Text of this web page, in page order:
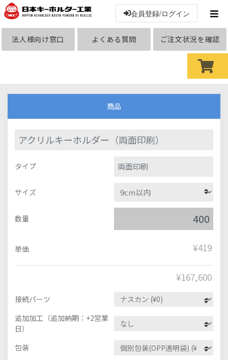
会員登録/ログイン
法人様向け窓口 よくある質問 ご注文状況を確認
商品
アクリルキーホルダー（両面印刷）
タイプ 両面印刷
サイズ
数量
単価 ¥419
¥167,600
接続パーツ
追加加工（追加納期：+2営業
日）
包装